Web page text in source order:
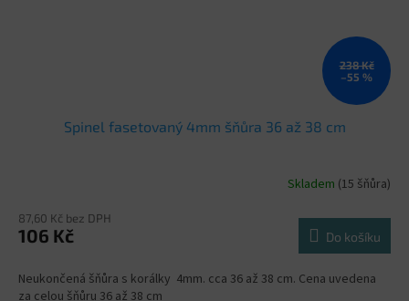
238 Kč
–55 %
Spinel fasetovaný 4mm šňůra 36 až 38 cm
Skladem (15 šňůra)
87,60 Kč bez DPH
106 Kč Do košíku
Neukončená šňůra s korálky 4mm. cca 36 až 38 cm. Cena uvedena
za celou šňůru 36 až 38 cm